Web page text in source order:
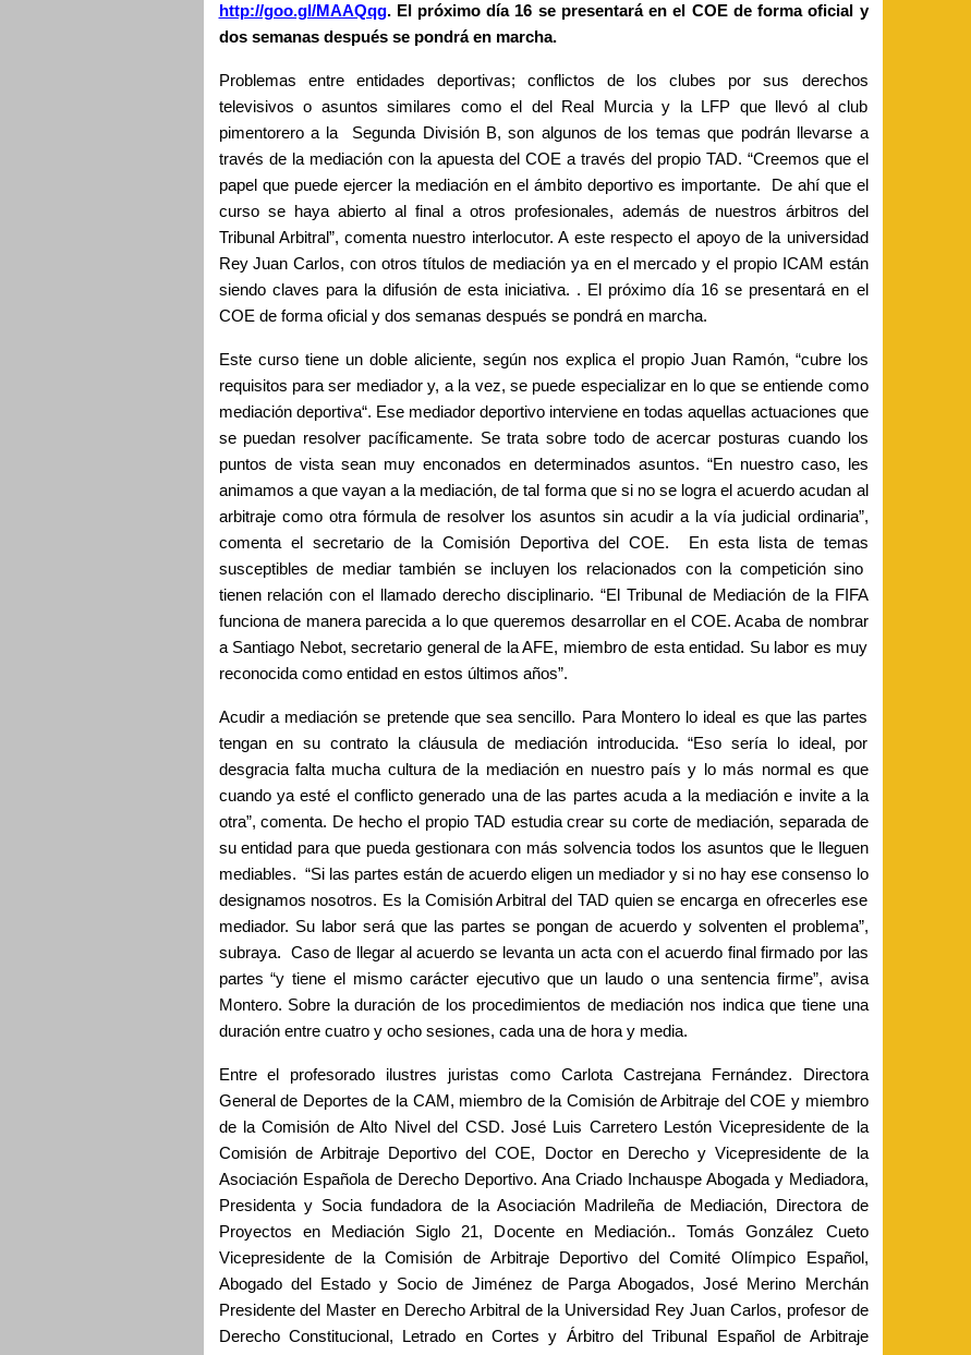
http://goo.gl/MAAQqg. El próximo día 16 se presentará en el COE de forma oficial y
dos semanas después se pondrá en marcha.
Problemas entre entidades deportivas; conflictos de los clubes por sus derechos
televisivos o asuntos similares como el del Real Murcia y la LFP que llevó al club
pimentorero a la Segunda División B, son algunos de los temas que podrán llevarse a
través de la mediación con la apuesta del COE a través del propio TAD. “Creemos que el
papel que puede ejercer la mediación en el ámbito deportivo es importante. De ahí que el
curso se haya abierto al final a otros profesionales, además de nuestros árbitros del
Tribunal Arbitral”, comenta nuestro interlocutor. A este respecto el apoyo de la universidad
Rey Juan Carlos, con otros títulos de mediación ya en el mercado y el propio ICAM están
siendo claves para la difusión de esta iniciativa. . El próximo día 16 se presentará en el
COE de forma oficial y dos semanas después se pondrá en marcha.
Este curso tiene un doble aliciente, según nos explica el propio Juan Ramón, “cubre los
requisitos para ser mediador y, a la vez, se puede especializar en lo que se entiende como
mediación deportiva“. Ese mediador deportivo interviene en todas aquellas actuaciones que
se puedan resolver pacíficamente. Se trata sobre todo de acercar posturas cuando los
puntos de vista sean muy enconados en determinados asuntos. “En nuestro caso, les
animamos a que vayan a la mediación, de tal forma que si no se logra el acuerdo acudan al
arbitraje como otra fórmula de resolver los asuntos sin acudir a la vía judicial ordinaria”,
comenta el secretario de la Comisión Deportiva del COE. En esta lista de temas
susceptibles de mediar también se incluyen los relacionados con la competición sino
tienen relación con el llamado derecho disciplinario. “El Tribunal de Mediación de la FIFA
funciona de manera parecida a lo que queremos desarrollar en el COE. Acaba de nombrar
a Santiago Nebot, secretario general de la AFE, miembro de esta entidad. Su labor es muy
reconocida como entidad en estos últimos años”.
Acudir a mediación se pretende que sea sencillo. Para Montero lo ideal es que las partes
tengan en su contrato la cláusula de mediación introducida. “Eso sería lo ideal, por
desgracia falta mucha cultura de la mediación en nuestro país y lo más normal es que
cuando ya esté el conflicto generado una de las partes acuda a la mediación e invite a la
otra”, comenta. De hecho el propio TAD estudia crear su corte de mediación, separada de
su entidad para que pueda gestionara con más solvencia todos los asuntos que le lleguen
mediables. “Si las partes están de acuerdo eligen un mediador y si no hay ese consenso lo
designamos nosotros. Es la Comisión Arbitral del TAD quien se encarga en ofrecerles ese
mediador. Su labor será que las partes se pongan de acuerdo y solventen el problema”,
subraya. Caso de llegar al acuerdo se levanta un acta con el acuerdo final firmado por las
partes “y tiene el mismo carácter ejecutivo que un laudo o una sentencia firme”, avisa
Montero. Sobre la duración de los procedimientos de mediación nos indica que tiene una
duración entre cuatro y ocho sesiones, cada una de hora y media.
Entre el profesorado ilustres juristas como Carlota Castrejana Fernández. Directora
General de Deportes de la CAM, miembro de la Comisión de Arbitraje del COE y miembro
de la Comisión de Alto Nivel del CSD. José Luis Carretero Lestón Vicepresidente de la
Comisión de Arbitraje Deportivo del COE, Doctor en Derecho y Vicepresidente de la
Asociación Española de Derecho Deportivo. Ana Criado Inchauspe Abogada y Mediadora,
Presidenta y Socia fundadora de la Asociación Madrileña de Mediación, Directora de
Proyectos en Mediación Siglo 21, Docente en Mediación.. Tomás González Cueto
Vicepresidente de la Comisión de Arbitraje Deportivo del Comité Olímpico Español,
Abogado del Estado y Socio de Jiménez de Parga Abogados, José Merino Merchán
Presidente del Master en Derecho Arbitral de la Universidad Rey Juan Carlos, profesor de
Derecho Constitucional, Letrado en Cortes y Árbitro del Tribunal Español de Arbitraje